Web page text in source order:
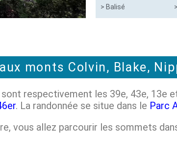
> Balisé
monts Colvin, Blake,
respectivement les 39e, 43e, 13e
. La randonnée se situe dans le Parc
vous allez parcourir les sommets